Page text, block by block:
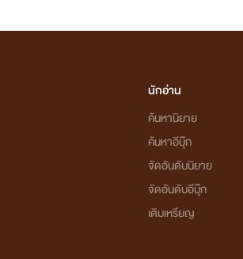
นักอ่าน
ค้นหานิยาย
ค้นหาอีบุ๊ก
จัดอันดับนิยาย
จัดอันดับอีบุ๊ก
เติมเหรียญ